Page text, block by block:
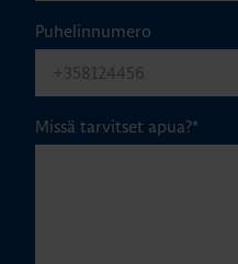
Puhelinnumero
Missä tarvitset apua?*